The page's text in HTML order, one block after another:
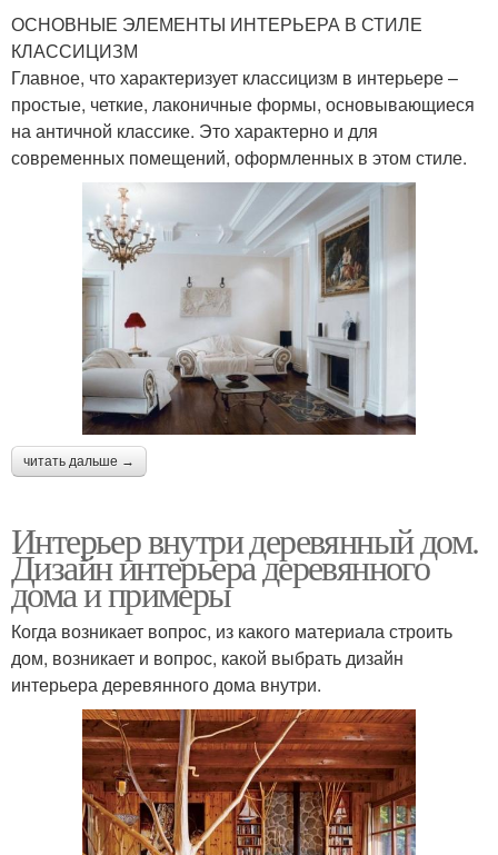
ОСНОВНЫЕ ЭЛЕМЕНТЫ ИНТЕРЬЕРА В СТИЛЕ
КЛАССИЦИЗМ
Главное, что характеризует классицизм в интерьере –
простые, четкие, лаконичные формы, основывающиеся
на античной классике. Это характерно и для
современных помещений, оформленных в этом стиле.
читать дальше →
Интерьер внутри деревянный дом.
Дизайн интерьера деревянного
дома и примеры
Когда возникает вопрос, из какого материала строить
дом, возникает и вопрос, какой выбрать дизайн
интерьера деревянного дома внутри.